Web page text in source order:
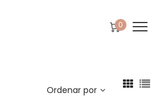
0
Ordenar por